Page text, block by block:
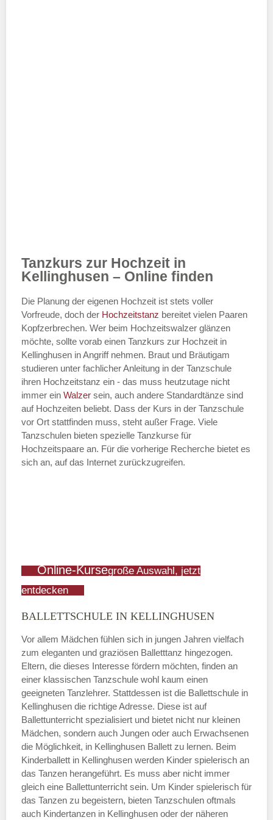
Tanzkurs zur Hochzeit in
Kellinghusen – Online finden
Die Planung der eigenen Hochzeit ist stets voller
Vorfreude, doch der Hochzeitstanz bereitet vielen Paaren
Kopfzerbrechen. Wer beim Hochzeitswalzer glänzen
möchte, sollte vorab einen Tanzkurs zur Hochzeit in
Kellinghusen in Angriff nehmen. Braut und Bräutigam
studieren unter fachlicher Anleitung in der Tanzschule
ihren Hochzeitstanz ein - das muss heutzutage nicht
immer ein Walzer sein, auch andere Standardtänze sind
auf Hochzeiten beliebt. Dass der Kurs in der Tanzschule
vor Ort stattfinden muss, steht außer Frage. Viele
Tanzschulen bieten spezielle Tanzkurse für
Hochzeitspaare an. Für die vorherige Recherche bietet es
sich an, auf das Internet zurückzugreifen.
Online-Kursegroße Auswahl, jetzt
entdecken
BALLETTSCHULE IN KELLINGHUSEN
Vor allem Mädchen fühlen sich in jungen Jahren vielfach
zum eleganten und graziösen Balletttanz hingezogen.
Eltern, die dieses Interesse fördern möchten, finden an
einer klassischen Tanzschule wohl kaum einen
geeigneten Tanzlehrer. Stattdessen ist die Ballettschule in
Kellinghusen die richtige Adresse. Diese ist auf
Ballettunterricht spezialisiert und bietet nicht nur kleinen
Mädchen, sondern auch Jungen oder auch Erwachsenen
die Möglichkeit, in Kellinghusen Ballett zu lernen. Beim
Kinderballett in Kellinghusen werden Kinder spielerisch an
das Tanzen herangeführt. Es muss aber nicht immer
gleich eine Ballettunterricht sein. Um Kinder spielerisch für
das Tanzen zu begeistern, bieten Tanzschulen oftmals
auch Kindertanzen in Kellinghusen oder der näheren